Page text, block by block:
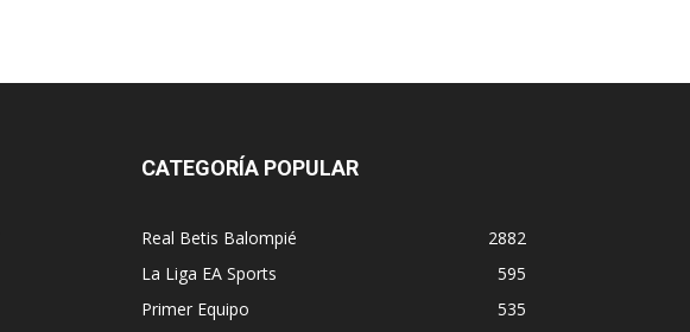
CATEGORÍA POPULAR
Real Betis Balompié
2882
La Liga EA Sports
595
Primer Equipo
535